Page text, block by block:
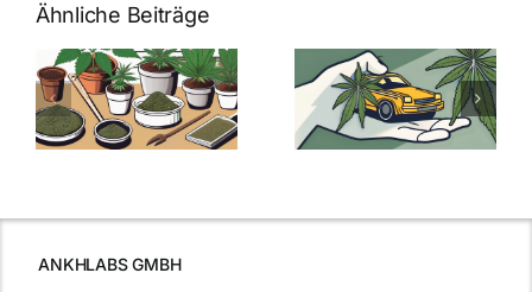
Ähnliche Beiträge
Neue THC-
Grenzwert-
Regelung:
Was Sie über
Cannabis und
müssen
Cannabis
Samen
kaufen: Alles
was Sie
ANKHLABS GMBH